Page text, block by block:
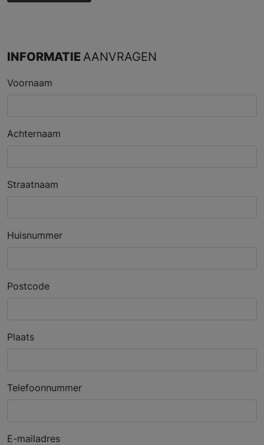
INFORMATIE AANVRAGEN
Voornaam
Achternaam
Straatnaam
Huisnummer
Postcode
Plaats
Telefoonnummer
E-mailadres